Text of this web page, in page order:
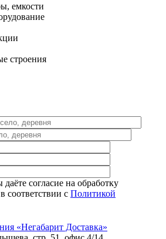
емкости
строения
согласие на обработку
соответствии c Политикой